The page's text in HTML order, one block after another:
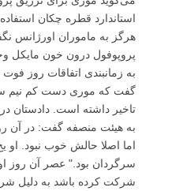
استاندارد قطره چکان
هرگز به ماموران اورژانس
پروپوفول درون خون مایکل
به زمانبندی اتفاقات روز
گفت که موری دست کم نیم
به هیئت منصفه گفت: در آن
اما اصلا حالش خوب نبود. او
سرگردان بود." عصر آن روز
شرکت کرده باشد به دلیل